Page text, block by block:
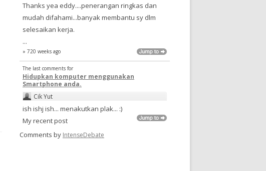
Thanks yea eddy....penerangan ringkas dan
mudah difahami...banyak membantu sy dlm
selesaikan kerja.
...
» 720 weeks ago
The last comments for
Hidupkan komputer menggunakan
Smartphone anda.
Cik Yut
ish ishj ish... menakutkan plak... :)
My recent post
Comments by IntenseDebate